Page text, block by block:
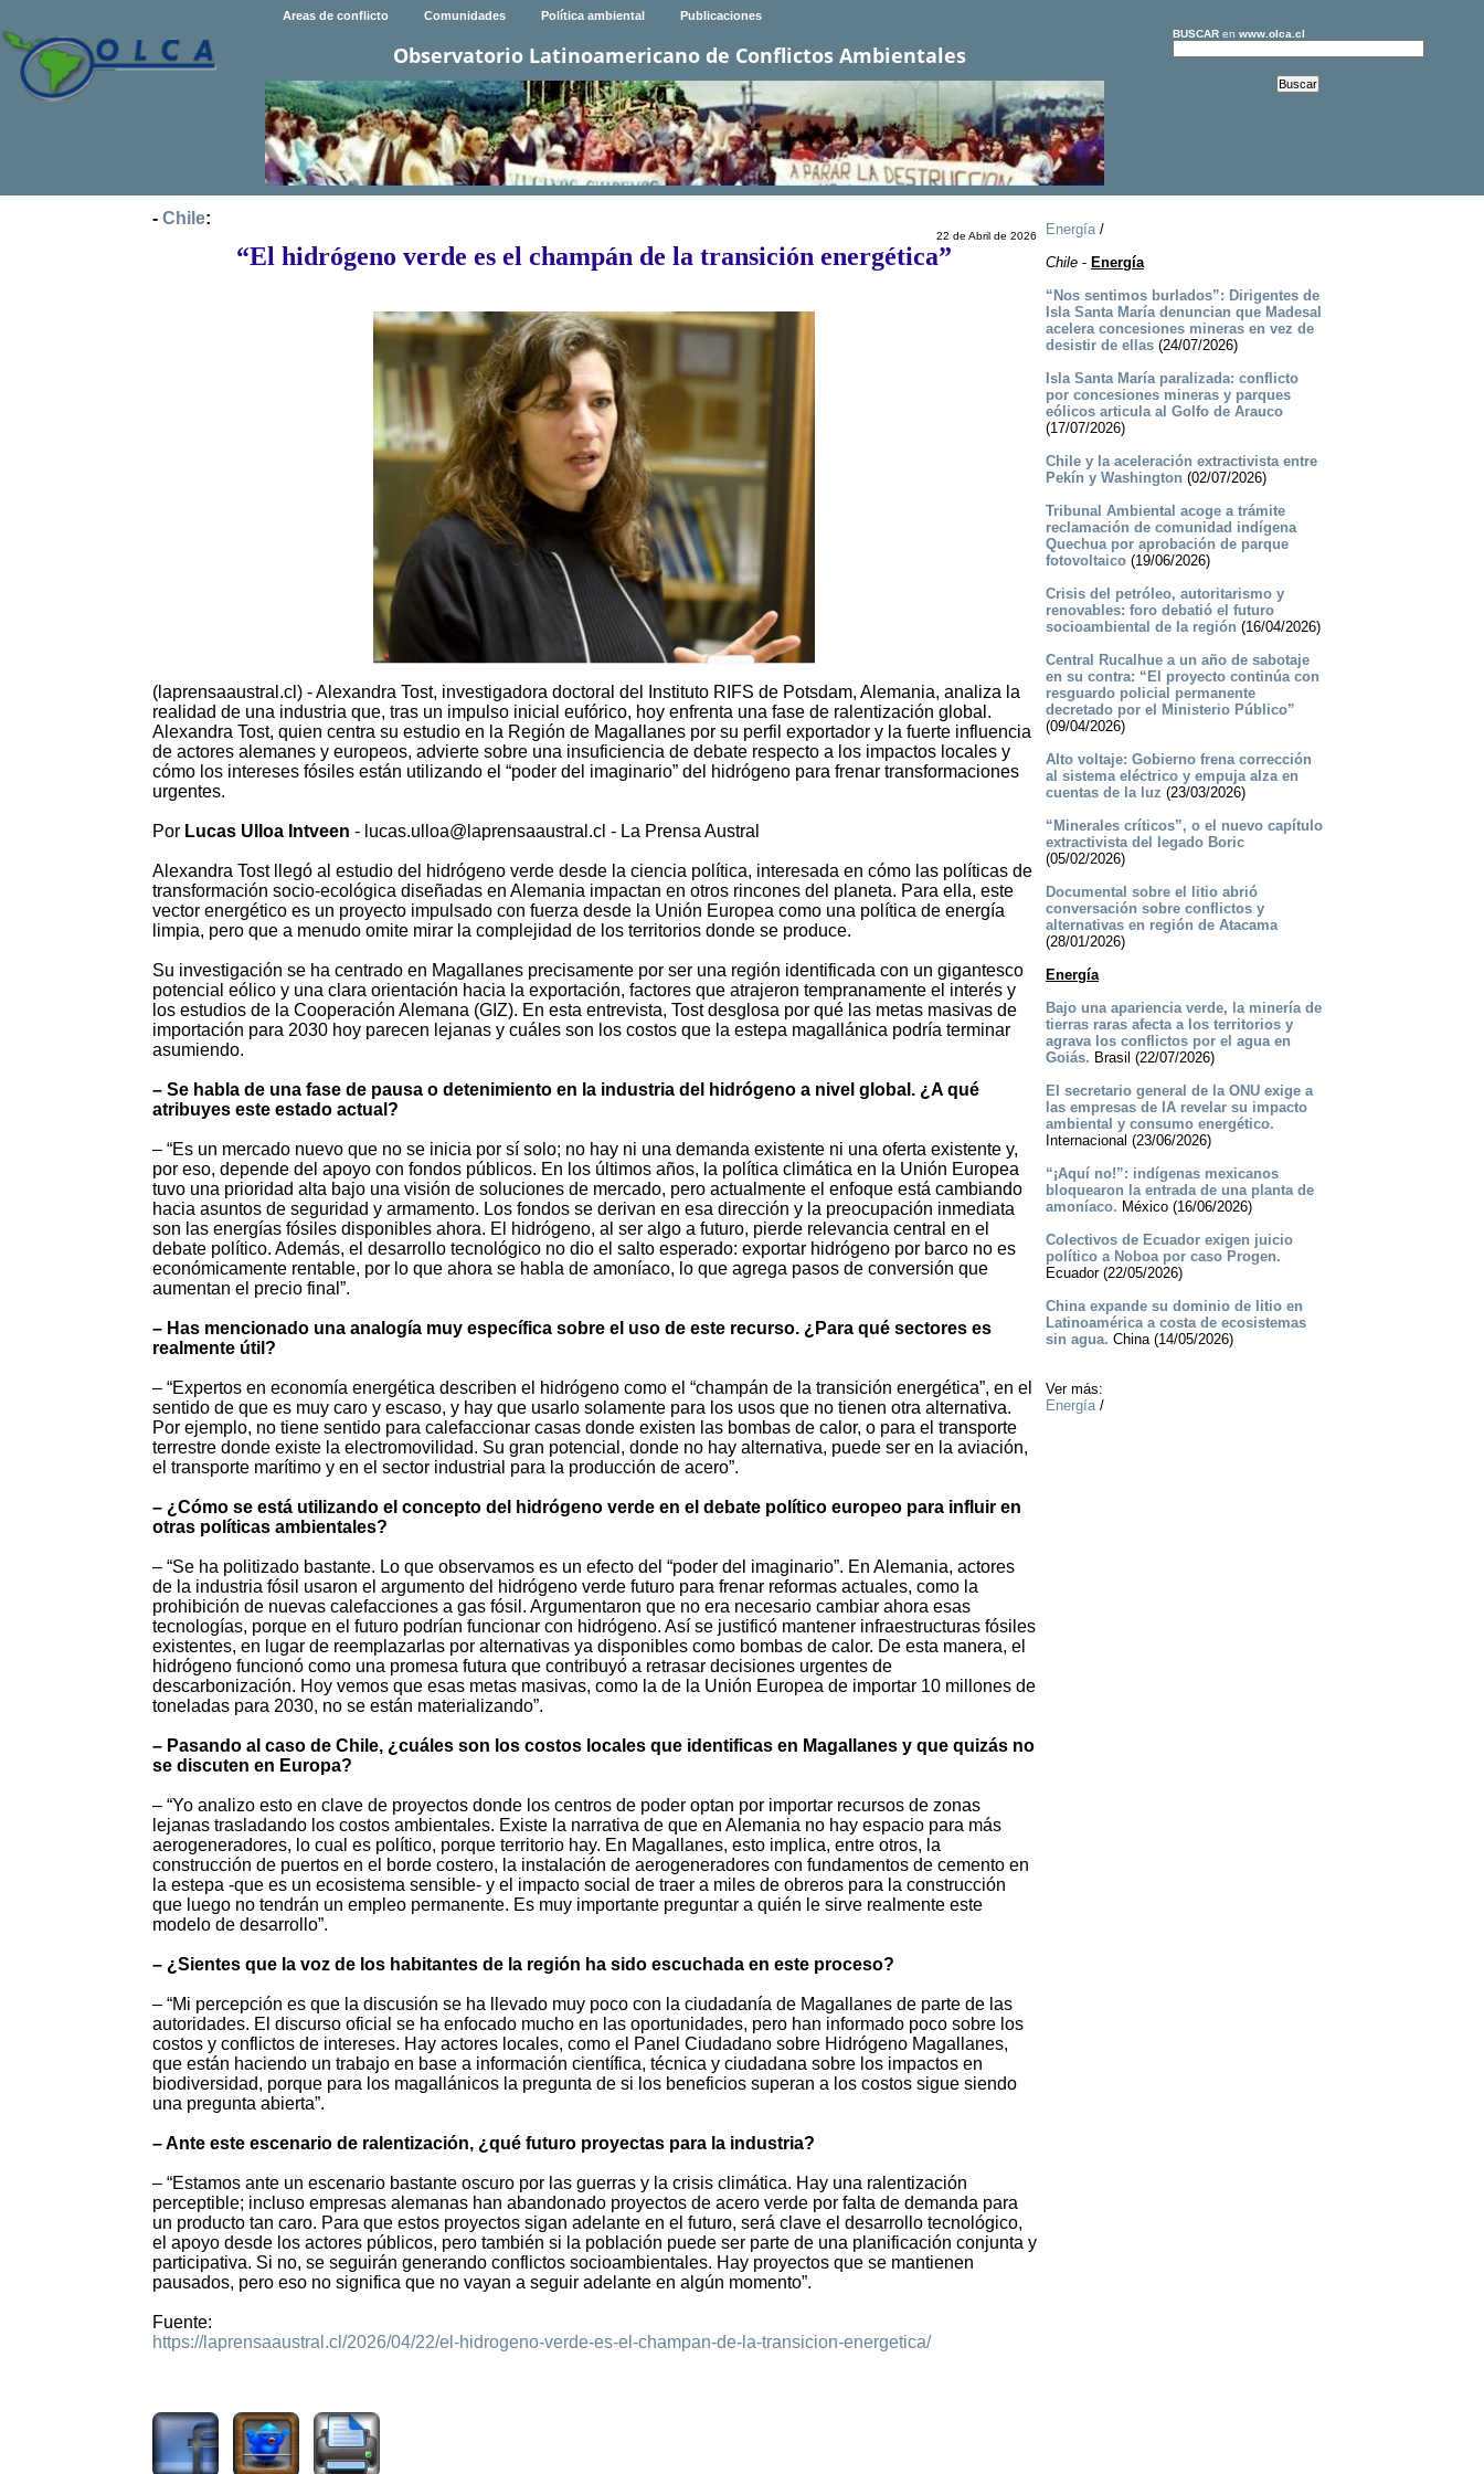
Areas de conflicto Comunidades Política ambiental Publicaciones
Observatorio Latinoamericano de Conflictos Ambientales
BUSCARen www.olca.cl
- Chile:
22 de Abril de 2026
“El hidrógeno verde es el champán de la transición energética”
(laprensaaustral.cl) - Alexandra Tost, investigadora doctoral del Instituto RIFS de Potsdam, Alemania, analiza la
realidad de una industria que, tras un impulso inicial eufórico, hoy enfrenta una fase de ralentización global.
Alexandra Tost, quien centra su estudio en la Región de Magallanes por su perfil exportador y la fuerte influencia
de actores alemanes y europeos, advierte sobre una insuficiencia de debate respecto a los impactos locales y
cómo los intereses fósiles están utilizando el “poder del imaginario” del hidrógeno para frenar transformaciones
urgentes.
Por Lucas Ulloa Intveen - lucas.ulloa@laprensaaustral.cl - La Prensa Austral
Alexandra Tost llegó al estudio del hidrógeno verde desde la ciencia política, interesada en cómo las políticas de
transformación socio-ecológica diseñadas en Alemania impactan en otros rincones del planeta. Para ella, este
vector energético es un proyecto impulsado con fuerza desde la Unión Europea como una política de energía
limpia, pero que a menudo omite mirar la complejidad de los territorios donde se produce.
Su investigación se ha centrado en Magallanes precisamente por ser una región identificada con un gigantesco
potencial eólico y una clara orientación hacia la exportación, factores que atrajeron tempranamente el interés y
los estudios de la Cooperación Alemana (GIZ). En esta entrevista, Tost desglosa por qué las metas masivas de
importación para 2030 hoy parecen lejanas y cuáles son los costos que la estepa magallánica podría terminar
asumiendo.
– Se habla de una fase de pausa o detenimiento en la industria del hidrógeno a nivel global. ¿A qué
atribuyes este estado actual?
– “Es un mercado nuevo que no se inicia por sí solo; no hay ni una demanda existente ni una oferta existente y,
por eso, depende del apoyo con fondos públicos. En los últimos años, la política climática en la Unión Europea
tuvo una prioridad alta bajo una visión de soluciones de mercado, pero actualmente el enfoque está cambiando
hacia asuntos de seguridad y armamento. Los fondos se derivan en esa dirección y la preocupación inmediata
son las energías fósiles disponibles ahora. El hidrógeno, al ser algo a futuro, pierde relevancia central en el
debate político. Además, el desarrollo tecnológico no dio el salto esperado: exportar hidrógeno por barco no es
económicamente rentable, por lo que ahora se habla de amoníaco, lo que agrega pasos de conversión que
aumentan el precio final”.
– Has mencionado una analogía muy específica sobre el uso de este recurso. ¿Para qué sectores es
realmente útil?
– “Expertos en economía energética describen el hidrógeno como el “champán de la transición energética”, en el
sentido de que es muy caro y escaso, y hay que usarlo solamente para los usos que no tienen otra alternativa.
Por ejemplo, no tiene sentido para calefaccionar casas donde existen las bombas de calor, o para el transporte
terrestre donde existe la electromovilidad. Su gran potencial, donde no hay alternativa, puede ser en la aviación,
el transporte marítimo y en el sector industrial para la producción de acero”.
– ¿Cómo se está utilizando el concepto del hidrógeno verde en el debate político europeo para influir en
otras políticas ambientales?
– “Se ha politizado bastante. Lo que observamos es un efecto del “poder del imaginario”. En Alemania, actores
de la industria fósil usaron el argumento del hidrógeno verde futuro para frenar reformas actuales, como la
prohibición de nuevas calefacciones a gas fósil. Argumentaron que no era necesario cambiar ahora esas
tecnologías, porque en el futuro podrían funcionar con hidrógeno. Así se justificó mantener infraestructuras fósiles
existentes, en lugar de reemplazarlas por alternativas ya disponibles como bombas de calor. De esta manera, el
hidrógeno funcionó como una promesa futura que contribuyó a retrasar decisiones urgentes de
descarbonización. Hoy vemos que esas metas masivas, como la de la Unión Europea de importar 10 millones de
toneladas para 2030, no se están materializando”.
– Pasando al caso de Chile, ¿cuáles son los costos locales que identificas en Magallanes y que quizás no
se discuten en Europa?
– “Yo analizo esto en clave de proyectos donde los centros de poder optan por importar recursos de zonas
lejanas trasladando los costos ambientales. Existe la narrativa de que en Alemania no hay espacio para más
aerogeneradores, lo cual es político, porque territorio hay. En Magallanes, esto implica, entre otros, la
construcción de puertos en el borde costero, la instalación de aerogeneradores con fundamentos de cemento en
la estepa -que es un ecosistema sensible- y el impacto social de traer a miles de obreros para la construcción
que luego no tendrán un empleo permanente. Es muy importante preguntar a quién le sirve realmente este
modelo de desarrollo”.
– ¿Sientes que la voz de los habitantes de la región ha sido escuchada en este proceso?
– “Mi percepción es que la discusión se ha llevado muy poco con la ciudadanía de Magallanes de parte de las
autoridades. El discurso oficial se ha enfocado mucho en las oportunidades, pero han informado poco sobre los
costos y conflictos de intereses. Hay actores locales, como el Panel Ciudadano sobre Hidrógeno Magallanes,
que están haciendo un trabajo en base a información científica, técnica y ciudadana sobre los impactos en
biodiversidad, porque para los magallánicos la pregunta de si los beneficios superan a los costos sigue siendo
una pregunta abierta”.
– Ante este escenario de ralentización, ¿qué futuro proyectas para la industria?
– “Estamos ante un escenario bastante oscuro por las guerras y la crisis climática. Hay una ralentización
perceptible; incluso empresas alemanas han abandonado proyectos de acero verde por falta de demanda para
un producto tan caro. Para que estos proyectos sigan adelante en el futuro, será clave el desarrollo tecnológico,
el apoyo desde los actores públicos, pero también si la población puede ser parte de una planificación conjunta y
participativa. Si no, se seguirán generando conflictos socioambientales. Hay proyectos que se mantienen
pausados, pero eso no significa que no vayan a seguir adelante en algún momento”.
Fuente:
https://laprensaaustral.cl/2026/04/22/el-hidrogeno-verde-es-el-champan-de-la-transicion-energetica/
Energía/
Chile- Energía
“Nos sentimos burlados”: Dirigentes de
Isla Santa María denuncian que Madesal
acelera concesiones mineras en vez de
desistir de ellas(24/07/2026)
Isla Santa María paralizada: conflicto
por concesiones mineras y parques
eólicos articula al Golfo de Arauco
(17/07/2026)
Chile y la aceleración extractivista entre
Pekín y Washington (02/07/2026)
Tribunal Ambiental acoge a trámite
reclamación de comunidad indígena
Quechua por aprobación de parque
fotovoltaico(19/06/2026)
Crisis del petróleo, autoritarismo y
renovables: foro debatió el futuro
socioambiental de la región (16/04/2026)
Central Rucalhue a un año de sabotaje
en su contra: “El proyecto continúa con
resguardo policial permanente
decretado por el Ministerio Público”
(09/04/2026)
Alto voltaje: Gobierno frena corrección
al sistema eléctrico y empuja alza en
cuentas de la luz (23/03/2026)
“Minerales críticos”, o el nuevo capítulo
extractivista del legado Boric
(05/02/2026)
Documental sobre el litio abrió
conversación sobre conflictos y
alternativas en región de Atacama
(28/01/2026)
Energía
Bajo una apariencia verde, la minería de
tierras raras afecta a los territorios y
agrava los conflictos por el agua en
Goiás. Brasil (22/07/2026)
El secretario general de la ONU exige a
las empresas de IA revelar su impacto
ambiental y consumo energético.
Internacional (23/06/2026)
“¡Aquí no!”: indígenas mexicanos
bloquearon la entrada de una planta de
amoníaco. México (16/06/2026)
Colectivos de Ecuador exigen juicio
político a Noboa por caso Progen.
Ecuador (22/05/2026)
China expande su dominio de litio en
Latinoamérica a costa de ecosistemas
sin agua. China (14/05/2026)
Ver más:
Energía/